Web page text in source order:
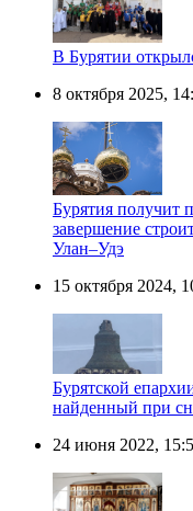
В Бурятии
8 октября 2025,
Бурятия получит
завершение
Улан–Удэ
15 октября 2024,
Бурятской
найденный при
24 июня 2022,